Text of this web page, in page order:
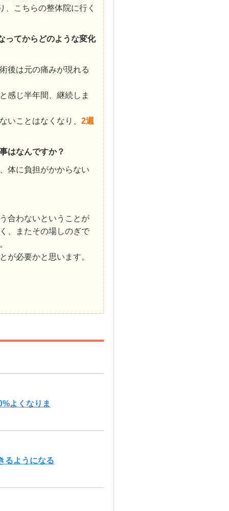
、こちらの整体院に行く
ってからどのような変化
後は元の痛みが現れる
感じ半年間、継続しま
いことはなくなり、 2週
はなんですか？
体に負担がかからない
合わないということが
、またその場しのぎで
が必要かと思います。
よくなりま
るようになる